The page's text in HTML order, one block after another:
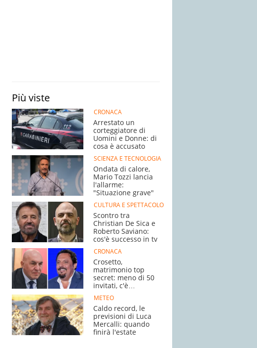
Più viste
CRONACA
Arrestato un
corteggiatore di
Uomini e Donne: di
cosa è accusato
SCIENZA E TECNOLOGIA
Ondata di calore,
Mario Tozzi lancia
l'allarme:
"Situazione grave"
CULTURA E SPETTACOLO
Scontro tra
Christian De Sica e
Roberto Saviano:
cos'è successo in tv
CRONACA
Crosetto,
matrimonio top
secret: meno di 50
invitati, c'è
Brignano
METEO
Caldo record, le
previsioni di Luca
Mercalli: quando
finirà l'estate